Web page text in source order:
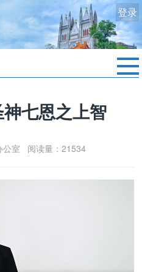
登录
七恩之上智
室 阅读量：21534